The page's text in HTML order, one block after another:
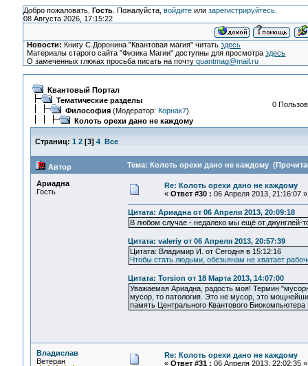
Добро пожаловать, Гость. Пожалуйста, войдитеили зарегистрируйтесь.
08 Августа 2026, 17:15:22
Новости: Книгу С.Доронина "Квантовая магия" читатьздесь
Материалы старого сайта "Физика Магии" доступны для просмотраздесь
О замеченных глюках просьба писать на почтуquantmag@mail.ru
Квантовый Портал
Тематические разделы
Философия(Модератор: Корнак7)
Колоть орехи дано не каждому
0
Страниц: 1 2[3] 4 Все
Автор Тема: Колоть орехи дано не каждому
Ариадна
Гость
Re: Колоть орехи дано не каждому
« Ответ #30 : 06 Апреля 2013, 21:16:07 »
Цитата: Ариадна от 06 Апреля 2013, 20:09:18
В любом случае - недалеко мы ещё от джунглей-
Цитата: valeriy от 06 Апреля 2013, 20:57:39
Цитата: Владимир И. от Сегодня в 15:12:16
Чтобы стать людьми, обезьянам не хватает
Цитата: Torsion от 18 Марта 2013, 14:07:00
Уважаемая Ариадна, радость моя! Термин
мусор, то патология. Это не мусор, это
память Центрального Квантового
Владислав
Ветеран
Re: Колоть орехи дано не каждому
« Ответ #31 : 06 Апреля 2013, 22:02:35 »